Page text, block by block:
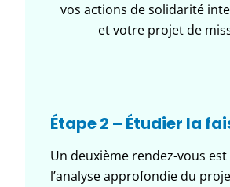
vos actions de solidarité
et votre projet de
Étape 2 – Étudier la
Un deuxième rendez-vous
l’analyse approfondie du